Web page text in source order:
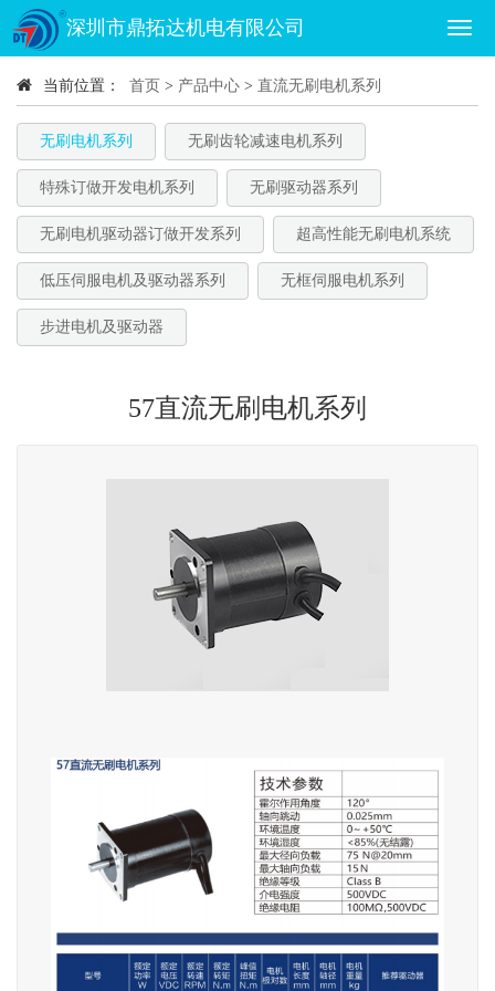
深圳市鼎拓达机电有限公司
当前位置： 首页 > 产品中心 > 直流无刷电机系列
无刷电机系列 无刷齿轮减速电机系列
特殊订做开发电机系列 无刷驱动器系列
无刷电机驱动器订做开发系列 超高性能无刷电机系统
低压伺服电机及驱动器系列 无框伺服电机系列
步进电机及驱动器
57直流无刷电机系列